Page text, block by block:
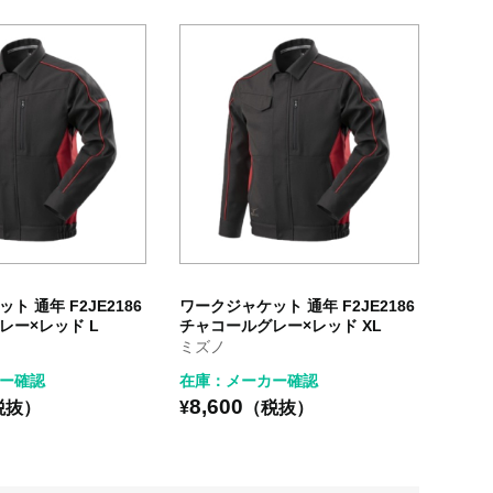
ト 通年 F2JE2186
ー×レッド L
確認
抜）
ワークジャケット 通年 F2JE2186
チャコールグレー×レッド XL
ミズノ
在庫：メーカー確認
¥8,600 （税抜）